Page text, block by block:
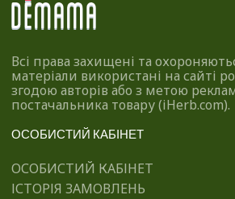
Всі права захищені та
матеріали використані на сайті
згодою авторів або з метою
постачальника товару (iHerb.com).
ОСОБИСТИЙ КАБІНЕТ
ОСОБИСТИЙ КАБІНЕТ
ІСТОРІЯ ЗАМОВЛЕНЬ